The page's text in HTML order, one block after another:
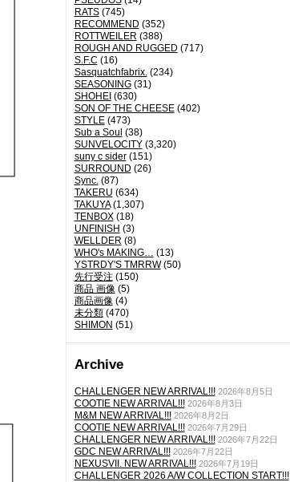
RATS(745)
RECOMMEND (352)
ROTTWEILER (388)
ROUGH AND RUGGED (717)
S.F.C (16)
Sasquatchfabrix.(234)
SEASONING(31)
SHOHEI (630)
SON OF THE CHEESE(402)
STYLE(473)
Sub a Soul (38)
SUNVELOCITY(3,320)
suny c sider(151)
SURROUND (26)
Sync.(87)
TAKERU (634)
TAKUYA(1,307)
TENBOX(18)
UNFINISH (3)
WELLDER (8)
WHO's MAKING… (13)
YSTRDY'S TMRRW(50)
先行受注 (150)
商品 画像(5)
商品画像(4)
未分類(470)
SHIMON (51)
Archive
CHALLENGER NEW ARRIVAL!!! 2026年8月5日
COOTIE NEW ARRIVAL!!! 2026年8月3日
M&M NEW ARRIVAL!!! 2026年8月2日
COOTIE NEW ARRIVAL!!! 2026年7月29日
CHALLENGER NEW ARRIVAL!!! 2026年7月22日
GDC NEW ARRIVAL!!! 2026年7月22日
NEXUSVII. NEW ARRIVAL!!! 2026年7月19日
CHALLENGER 2026 A/W COLLECTION START!!!